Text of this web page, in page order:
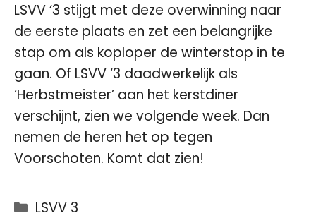
LSVV ‘3 stijgt met deze overwinning naar
de eerste plaats en zet een belangrijke
stap om als koploper de winterstop in te
gaan. Of LSVV ‘3 daadwerkelijk als
‘Herbstmeister’ aan het kerstdiner
verschijnt, zien we volgende week. Dan
nemen de heren het op tegen
Voorschoten. Komt dat zien!
Categorieën
LSVV 3